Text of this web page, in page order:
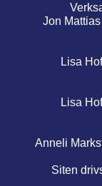
Jon
Lisa
Lisa
Anneli
Siten